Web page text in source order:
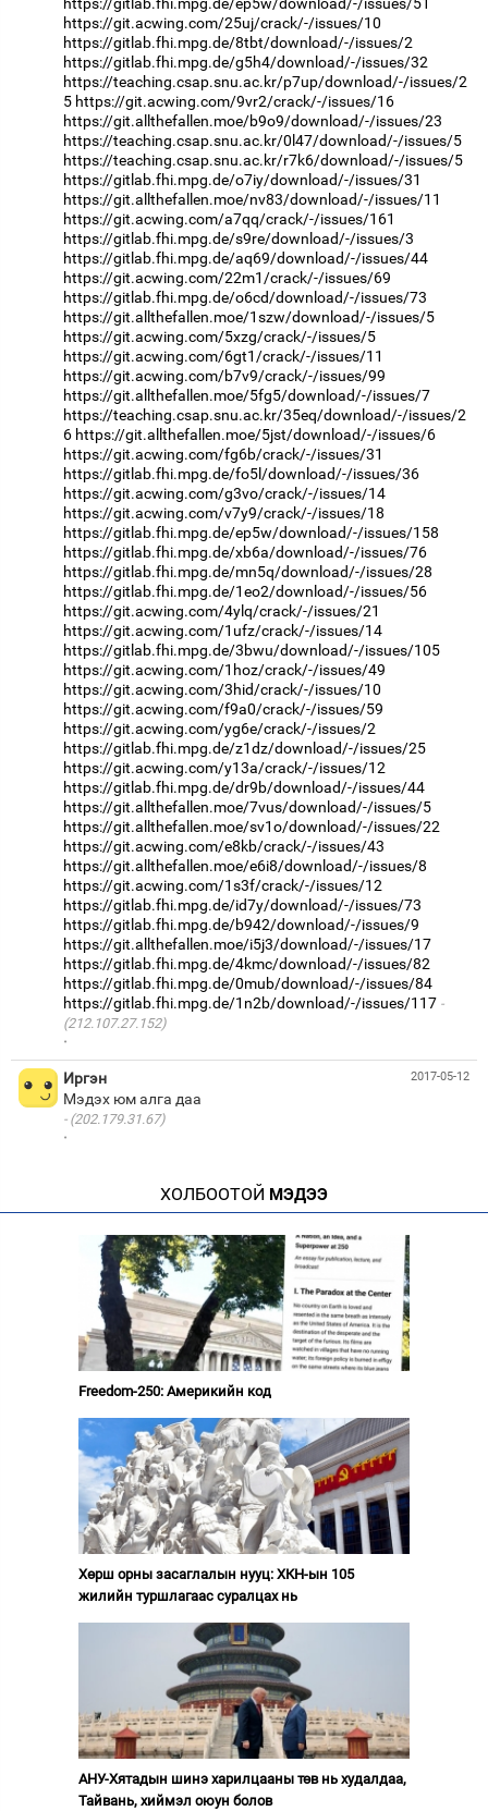
https://git.acwing.com/25uj/crack/-/issues/10
https://gitlab.fhi.mpg.de/8tbt/download/-/issues/2
https://gitlab.fhi.mpg.de/g5h4/download/-/issues/32
https://teaching.csap.snu.ac.kr/p7up/download/-/issues/2
5 https://git.acwing.com/9vr2/crack/-/issues/16
https://git.allthefallen.moe/b9o9/download/-/issues/23
https://teaching.csap.snu.ac.kr/0l47/download/-/issues/5
https://teaching.csap.snu.ac.kr/r7k6/download/-/issues/5
https://gitlab.fhi.mpg.de/o7iy/download/-/issues/31
https://git.allthefallen.moe/nv83/download/-/issues/11
https://git.acwing.com/a7qq/crack/-/issues/161
https://gitlab.fhi.mpg.de/s9re/download/-/issues/3
https://gitlab.fhi.mpg.de/aq69/download/-/issues/44
https://git.acwing.com/22m1/crack/-/issues/69
https://gitlab.fhi.mpg.de/o6cd/download/-/issues/73
https://git.allthefallen.moe/1szw/download/-/issues/5
https://git.acwing.com/5xzg/crack/-/issues/5
https://git.acwing.com/6gt1/crack/-/issues/11
https://git.acwing.com/b7v9/crack/-/issues/99
https://git.allthefallen.moe/5fg5/download/-/issues/7
https://teaching.csap.snu.ac.kr/35eq/download/-/issues/2
6 https://git.allthefallen.moe/5jst/download/-/issues/6
https://git.acwing.com/fg6b/crack/-/issues/31
https://gitlab.fhi.mpg.de/fo5l/download/-/issues/36
https://git.acwing.com/g3vo/crack/-/issues/14
https://git.acwing.com/v7y9/crack/-/issues/18
https://gitlab.fhi.mpg.de/ep5w/download/-/issues/158
https://gitlab.fhi.mpg.de/xb6a/download/-/issues/76
https://gitlab.fhi.mpg.de/mn5q/download/-/issues/28
https://gitlab.fhi.mpg.de/1eo2/download/-/issues/56
https://git.acwing.com/4ylq/crack/-/issues/21
https://git.acwing.com/1ufz/crack/-/issues/14
https://gitlab.fhi.mpg.de/3bwu/download/-/issues/105
https://git.acwing.com/1hoz/crack/-/issues/49
https://git.acwing.com/3hid/crack/-/issues/10
https://git.acwing.com/f9a0/crack/-/issues/59
https://git.acwing.com/yg6e/crack/-/issues/2
https://gitlab.fhi.mpg.de/z1dz/download/-/issues/25
https://git.acwing.com/y13a/crack/-/issues/12
https://gitlab.fhi.mpg.de/dr9b/download/-/issues/44
https://git.allthefallen.moe/7vus/download/-/issues/5
https://git.allthefallen.moe/sv1o/download/-/issues/22
https://git.acwing.com/e8kb/crack/-/issues/43
https://git.allthefallen.moe/e6i8/download/-/issues/8
https://git.acwing.com/1s3f/crack/-/issues/12
https://gitlab.fhi.mpg.de/id7y/download/-/issues/73
https://gitlab.fhi.mpg.de/b942/download/-/issues/9
https://git.allthefallen.moe/i5j3/download/-/issues/17
https://gitlab.fhi.mpg.de/4kmc/download/-/issues/82
https://gitlab.fhi.mpg.de/0mub/download/-/issues/84
https://gitlab.fhi.mpg.de/1n2b/download/-/issues/117
(212.107.27.152)
·
2017-05-12
Иргэн
(202.179.31.67)
·
ХОЛБООТОЙ МЭДЭЭ
Freedom-250: Америкийн код
Хөрш орны засаглалын нууц: ХКН-ын 105
жилийн туршлагаас суралцах нь
АНУ-Хятадын шинэ харилцааны төв нь худалдаа,
Тайвань, хиймэл оюун болов